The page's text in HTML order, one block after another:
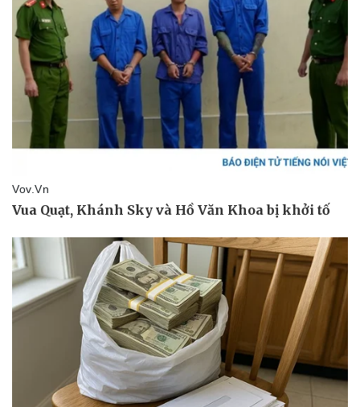
Văn hóa
Văn học
Âm nhạc
Di sản
Giải trí
Nghệ sĩ
Sao Việt